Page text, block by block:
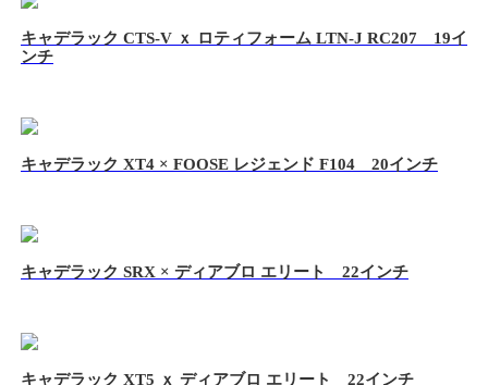
キャデラック CTS-V ｘ ロティフォーム LTN-J RC207 19イ
ンチ
キャデラック XT4 × FOOSE レジェンド F104 20インチ
キャデラック SRX × ディアブロ エリート 22インチ
キャデラック XT5 ｘ ディアブロ エリート 22インチ